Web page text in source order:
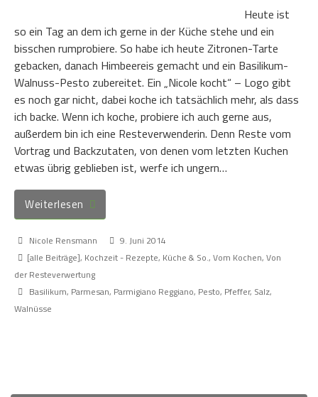
Heute ist
so ein Tag an dem ich gerne in der Küche stehe und ein
bisschen rumprobiere. So habe ich heute Zitronen-Tarte
gebacken, danach Himbeereis gemacht und ein Basilikum-
Walnuss-Pesto zubereitet. Ein „Nicole kocht“ – Logo gibt
es noch gar nicht, dabei koche ich tatsächlich mehr, als dass
ich backe. Wenn ich koche, probiere ich auch gerne aus,
außerdem bin ich eine Resteverwenderin. Denn Reste vom
Vortrag und Backzutaten, von denen vom letzten Kuchen
etwas übrig geblieben ist, werfe ich ungern…
Weiterlesen
Nicole Rensmann
9. Juni 2014
[alle Beiträge], Kochzeit - Rezepte, Küche & So., Vom Kochen, Von
der Resteverwertung
Basilikum, Parmesan, Parmigiano Reggiano, Pesto, Pfeffer, Salz,
Walnüsse